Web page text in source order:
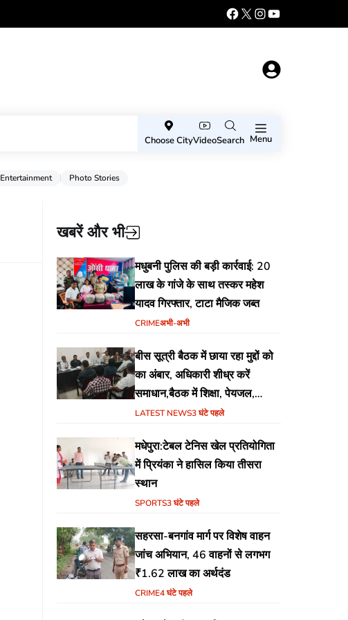
Choose CityVideoSearch Menu
Entertainment Photo Stories
खबरें और भी
मधुबनी पुलिस की बड़ी कार्रवाई: 20
लाख के गांजे के साथ तस्कर महेश
यादव गिरफ्तार, टाटा मैजिक जब्त
CRIMEअभी-अभी
बीस सूत्री बैठक में छाया रहा मुद्दों को
का अंबार, अधिकारी शीध्र करें
समाधान,बैठक में शिक्षा, पेयजल,
जलजमाव,आवास ,व किसानों के
LATEST NEWS3 घंटे पहले
मधेपुरा:टेबल टेनिस खेल प्रतियोगिता
में प्रियंका ने हासिल किया तीसरा
स्थान
SPORTS3 घंटे पहले
सहरसा-बनगांव मार्ग पर विशेष वाहन
जांच अभियान, 46 वाहनों से लगभग
₹1.62 लाख का अर्थदंड
CRIME4 घंटे पहले